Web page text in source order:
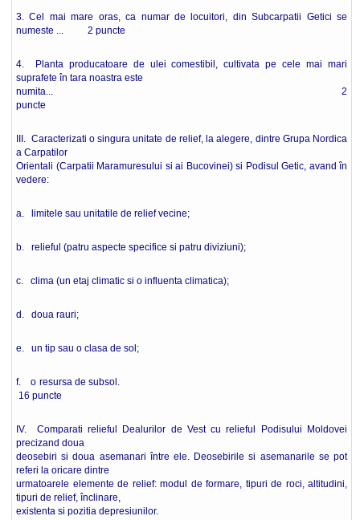
3. Cel mai mare oras, ca numar de locuitori, din Subcarpatii Getici se
numeste ... 2 puncte
4. Planta producatoare de ulei comestibil, cultivata pe cele mai mari
suprafete în tara noastra este
numita... 2
puncte
III. Caracterizati o singura unitate de relief, la alegere, dintre Grupa Nordica
a Carpatilor
Orientali (Carpatii Maramuresului si ai Bucovinei) si Podisul Getic, avand în
vedere:
a. limitele sau unitatile de relief vecine;
b. relieful (patru aspecte specifice si patru diviziuni);
c. clima (un etaj climatic si o influenta climatica);
d. doua rauri;
e. un tip sau o clasa de sol;
f. o resursa de subsol.
16 puncte
IV. Comparati relieful Dealurilor de Vest cu relieful Podisului Moldovei
precizand doua
deosebiri si doua asemanari între ele. Deosebirile si asemanarile se pot
referi la oricare dintre
urmatoarele elemente de relief: modul de formare, tipuri de roci, altitudini,
tipuri de relief, înclinare,
existenta si pozitia depresiunilor.